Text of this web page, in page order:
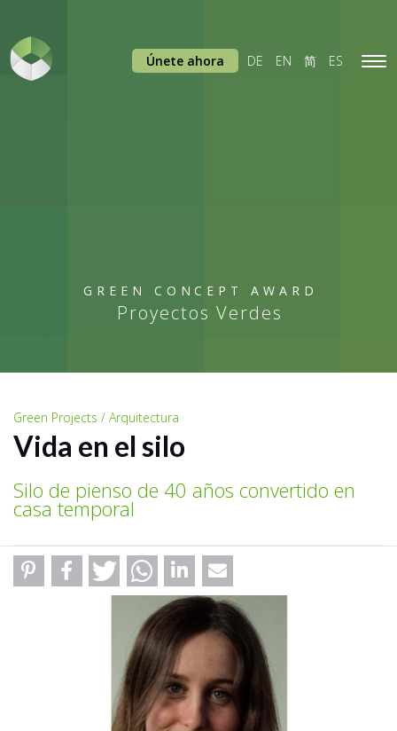
GREEN CONCEPT AWARD
Proyectos Verdes
Únete ahora DE EN 简 ES
Green Projects / Arquitectura
Vida en el silo
Silo de pienso de 40 años convertido en
casa temporal